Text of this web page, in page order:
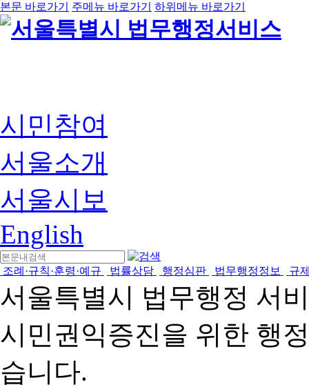
본문 바로가기 주메뉴 바로가기 하위메뉴 바로가기
시민참여
서울소개
서울시보
English
조례·규칙·훈령·예규 법률상담 행정심판 법무행정정보 규
서울특별시 법무행정 서
시민권익증진을 위한 행
습니다.